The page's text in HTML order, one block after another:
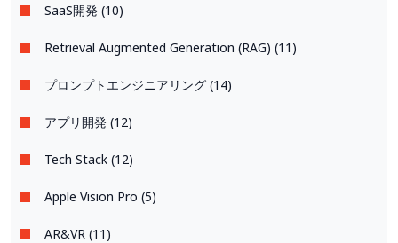
SaaS開発 (10)
Retrieval Augmented Generation (RAG) (11)
プロンプトエンジニアリング (14)
アプリ開発 (12)
Tech Stack (12)
Apple Vision Pro (5)
AR&VR (11)